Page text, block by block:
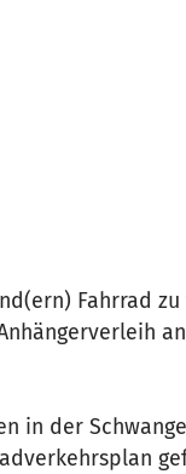
Fahrrad zu
in der